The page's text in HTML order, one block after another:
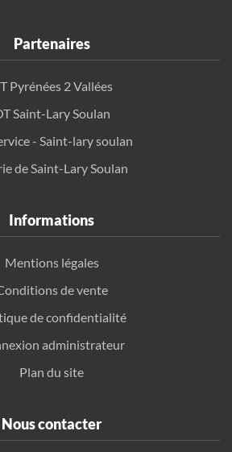
Partenaires
Pyrénées 2 Vallées
Saint-Lary Soulan
- Saint-lary soulan
de Saint-Lary Soulan
Informations
Mentions légales
de vente
de confidentialité
administrateur
Plan du site
Nous contacter